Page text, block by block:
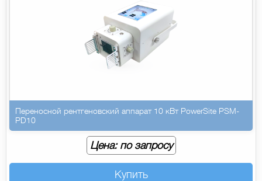
Переносной рентгеновский аппарат 10 кВт PowerSite PSM-
PD10
Цена: по запросу
Купить